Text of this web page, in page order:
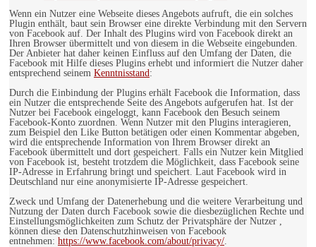
Wenn ein Nutzer eine Webseite dieses Angebots aufruft, die ein solches
Plugin enthält, baut sein Browser eine direkte Verbindung mit den Servern
von Facebook auf. Der Inhalt des Plugins wird von Facebook direkt an
Ihren Browser übermittelt und von diesem in die Webseite eingebunden.
Der Anbieter hat daher keinen Einfluss auf den Umfang der Daten, die
Facebook mit Hilfe dieses Plugins erhebt und informiert die Nutzer daher
entsprechend seinem Kenntnisstand :
Durch die Einbindung der Plugins erhält Facebook die Information, dass
ein Nutzer die entsprechende Seite des Angebots aufgerufen hat. Ist der
Nutzer bei Facebook eingeloggt, kann Facebook den Besuch seinem
Facebook-Konto zuordnen. Wenn Nutzer mit den Plugins interagieren,
zum Beispiel den Like Button betätigen oder einen Kommentar abgeben,
wird die entsprechende Information von Ihrem Browser direkt an
Facebook übermittelt und dort gespeichert. Falls ein Nutzer kein Mitglied
von Facebook ist, besteht trotzdem die Möglichkeit, dass Facebook seine
IP-Adresse in Erfahrung bringt und speichert. Laut Facebook wird in
Deutschland nur eine anonymisierte IP-Adresse gespeichert.
Zweck und Umfang der Datenerhebung und die weitere Verarbeitung und
Nutzung der Daten durch Facebook sowie die diesbezüglichen Rechte und
Einstellungsmöglichkeiten zum Schutz der Privatsphäre der Nutzer ,
können diese den Datenschutzhinweisen von Facebook
entnehmen: https://www.facebook.com/about/privacy/